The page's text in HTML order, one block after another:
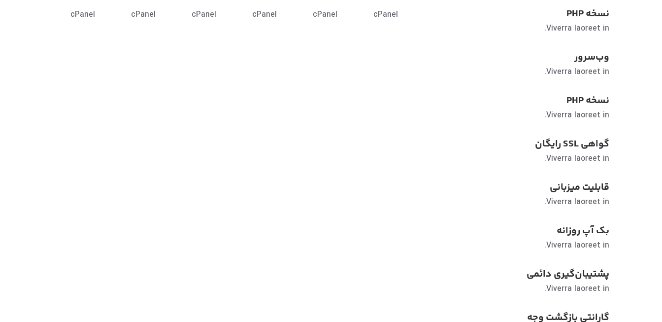
نسخه PHP
Viverra laoreet in.
cPanel
cPanel
cPanel
cPanel
cPanel
cPanel
وب‌سرور
Viverra laoreet in.
نسخه PHP
Viverra laoreet in.
گواهی SSL رایگان
Viverra laoreet in.
قابلیت میزبانی
Viverra laoreet in.
بک آپ روزانه
Viverra laoreet in.
پشتیبان‌گیری دائمی
Viverra laoreet in.
گارانتی بازگشت وجه